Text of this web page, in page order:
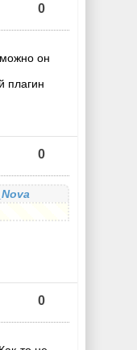
0
он
плагин
0
0